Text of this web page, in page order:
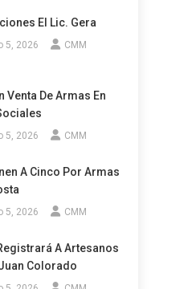
El Lic. Gera
5, 2026 CMM
Venta De Armas En
5, 2026 CMM
A Cinco Por Armas
5, 2026 CMM
A Artesanos
Colorado